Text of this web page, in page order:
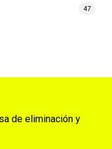
47
de eliminación y